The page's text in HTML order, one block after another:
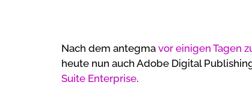
Nach dem antegma vor einigen Tagen
heute nun auch Adobe Digital
Suite Enterprise.